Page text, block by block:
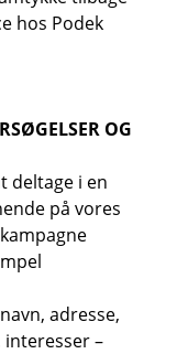
hos Podek
OG
deltage i en
på vores
adresse,
–